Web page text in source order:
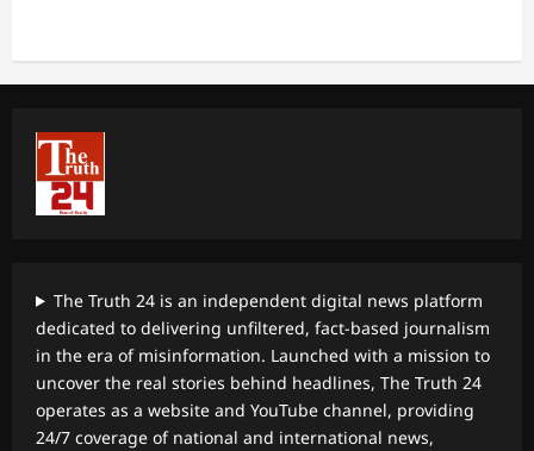
The Truth 24 is an independent digital news platform
dedicated to delivering unfiltered, fact-based journalism
in the era of misinformation. Launched with a mission to
uncover the real stories behind headlines, The Truth 24
operates as a website and YouTube channel, providing
24/7 coverage of national and international news,